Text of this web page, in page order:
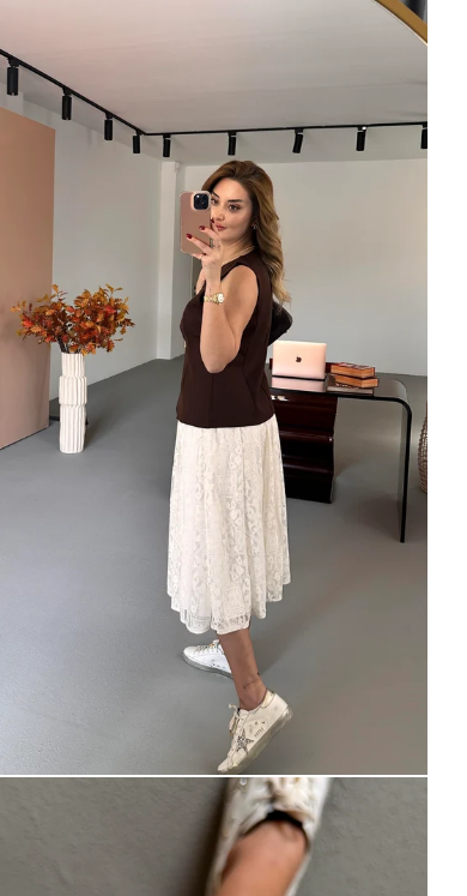
Bültenimize Abone Olun,
Fırsatları İlk Siz Yakalayın!
ve fırsatlardan ilk sizin haberiniz olsun, kayıt
olun ve avantajlardan yararlanın!